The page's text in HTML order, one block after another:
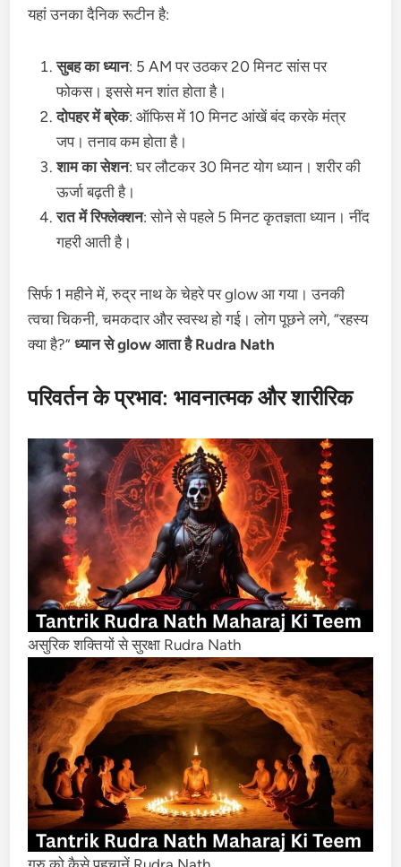
यहां उनका दैनिक रूटीन है:
सुबह का ध्यान: 5 AM पर उठकर 20 मिनट सांस पर
फोकस। इससे मन शांत होता है।
दोपहर में ब्रेक: ऑफिस में 10 मिनट आंखें बंद करके मंत्र
जप। तनाव कम होता है।
शाम का सेशन: घर लौटकर 30 मिनट योग ध्यान। शरीर की
ऊर्जा बढ़ती है।
रात में रिफ्लेक्शन: सोने से पहले 5 मिनट कृतज्ञता ध्यान। नींद
गहरी आती है।
सिर्फ 1 महीने में, रुद्र नाथ के चेहरे पर glow आ गया। उनकी
त्वचा चिकनी, चमकदार और स्वस्थ हो गई। लोग पूछने लगे, “रहस्य
क्या है?”ध्यान से glow आता है Rudra Nath
परिवर्तन के प्रभाव: भावनात्मक और शारीरिक
असुरिक शक्तियों से सुरक्षा Rudra Nath